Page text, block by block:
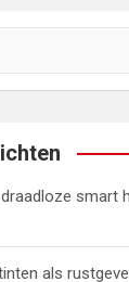
smart
als